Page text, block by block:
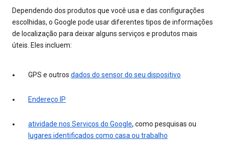
Dependendo dos produtos que você usa e das configurações
escolhidas, o Google pode usar diferentes tipos de informações
de localização para deixar alguns serviços e produtos mais
úteis. Eles incluem:
GPS e outros dados do sensor do seu dispositivo
Endereço IP
atividade nos Serviços do Google, como pesquisas ou
lugares identificados como casa ou trabalho